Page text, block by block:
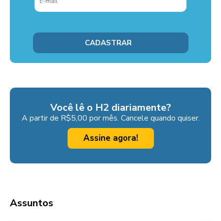
Você lê o H2 diariamente?
A partir de R$5,00 por mês. Cancele quando quiser.
Assine agora!
Assuntos